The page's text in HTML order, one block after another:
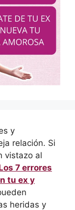
y
relación. Si
vistazo al
7 errores
tu ex y
heridas y